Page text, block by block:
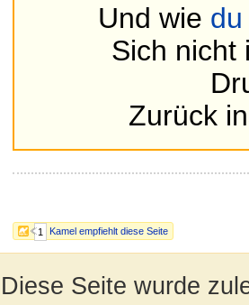
1 Kamel empfiehlt diese Seite
Und wie du
Sich nicht
Zurück
Diese Seite wurde